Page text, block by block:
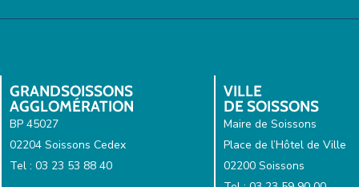
GRANDSOISSONS
AGGLOMÉRATION
BP 45027
02204 Soissons Cedex
Tel : 03 23 53 88 40
VILLE
DE SOISSONS
Maire de Soissons
Place de l’Hôtel de Ville
02200 Soissons